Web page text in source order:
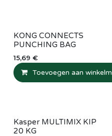
KONG CONNECTS
PUNCHING BAG
15,69 €
Toevoegen aan
Kasper MULTIMIX KIP
20 KG